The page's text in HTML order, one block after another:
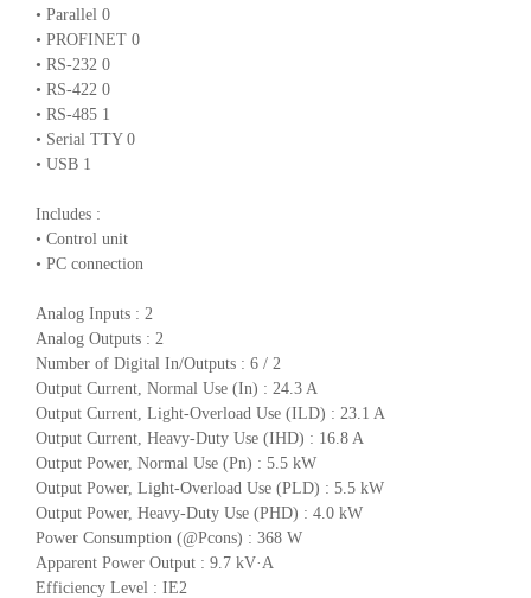
• Parallel 0
• PROFINET 0
• RS-232 0
• RS-422 0
• RS-485 1
• Serial TTY 0
• USB 1
Includes :
• Control unit
• PC connection
Analog Inputs : 2
Analog Outputs : 2
Number of Digital In/Outputs : 6 / 2
Output Current, Normal Use (In) : 24.3 A
Output Current, Light-Overload Use (ILD) : 23.1 A
Output Current, Heavy-Duty Use (IHD) : 16.8 A
Output Power, Normal Use (Pn) : 5.5 kW
Output Power, Light-Overload Use (PLD) : 5.5 kW
Output Power, Heavy-Duty Use (PHD) : 4.0 kW
Power Consumption (@Pcons) : 368 W
Apparent Power Output : 9.7 kV·A
Efficiency Level : IE2